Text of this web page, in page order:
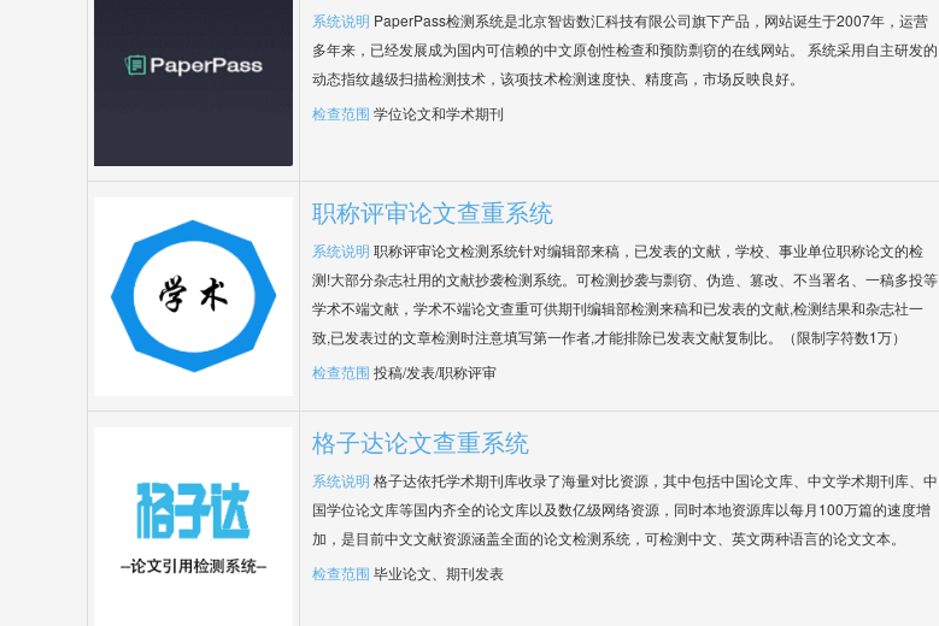
系统说明 PaperPass检测系统是北京智齿数汇科技有限公司旗下产品，网站诞生于2007年，运营
多年来，已经发展成为国内可信赖的中文原创性检查和预防剽窃的在线网站。 系统采用自主研发的
动态指纹越级扫描检测技术，该项技术检测速度快、精度高，市场反映良好。
检查范围 学位论文和学术期刊
职称评审论文查重系统
系统说明 职称评审论文检测系统针对编辑部来稿，已发表的文献，学校、事业单位职称论文的检
测!大部分杂志社用的文献抄袭检测系统。可检测抄袭与剽窃、伪造、篡改、不当署名、一稿多投等
学术不端文献，学术不端论文查重可供期刊编辑部检测来稿和已发表的文献,检测结果和杂志社一
致,已发表过的文章检测时注意填写第一作者,才能排除已发表文献复制比。（限制字符数1万）
检查范围 投稿/发表/职称评审
格子达论文查重系统
系统说明 格子达依托学术期刊库收录了海量对比资源，其中包括中国论文库、中文学术期刊库、中
国学位论文库等国内齐全的论文库以及数亿级网络资源，同时本地资源库以每月100万篇的速度增
加，是目前中文文献资源涵盖全面的论文检测系统，可检测中文、英文两种语言的论文文本。
检查范围 毕业论文、期刊发表